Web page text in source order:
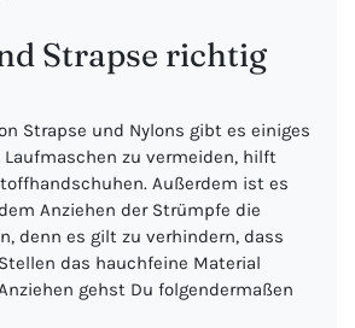
Strapse richtig
Strapse und Nylons gibt es einiges
zu vermeiden, hilft
Außerdem ist es
Anziehen der Strümpfe die
denn es gilt zu verhindern, dass
das hauchfeine Material
gehst Du folgendermaßen